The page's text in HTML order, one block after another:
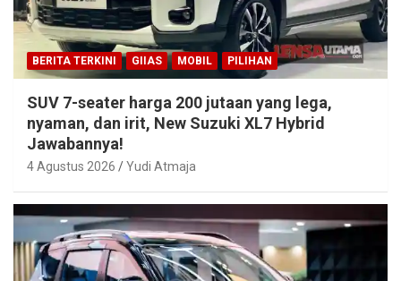
BERITA TERKINI GIIAS MOBIL PILIHAN
SUV 7-seater harga 200 jutaan yang lega,
nyaman, dan irit, New Suzuki XL7 Hybrid
Jawabannya!
4 Agustus 2026 Yudi Atmaja